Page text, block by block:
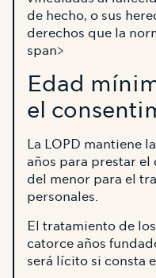
de hecho, o sus
derechos que la
span>
Edad
el
La LOPD mantiene
años para prestar
del menor para el
personales.
El tratamiento de
catorce años
será lícito si consta